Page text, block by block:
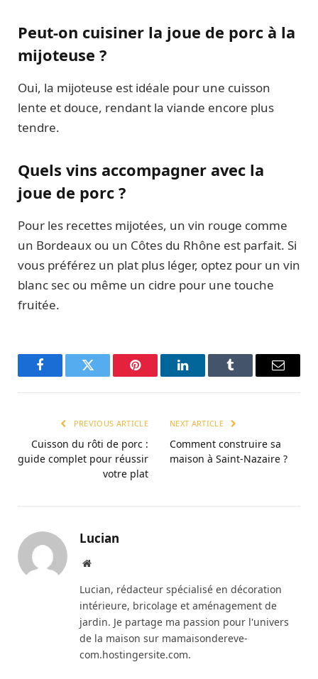
Peut-on cuisiner la joue de porc à la
mijoteuse ?
Oui, la mijoteuse est idéale pour une cuisson
lente et douce, rendant la viande encore plus
tendre.
Quels vins accompagner avec la
joue de porc ?
Pour les recettes mijotées, un vin rouge comme
un Bordeaux ou un Côtes du Rhône est parfait. Si
vous préférez un plat plus léger, optez pour un vin
blanc sec ou même un cidre pour une touche
fruitée.
FacebookTwitter Pinterest LinkedInTumblr Email
PREVIOUS ARTICLE
Cuisson du rôti de porc :
guide complet pour réussir
votre plat
NEXT ARTICLE
Comment construire sa
maison à Saint-Nazaire ?
Lucian
Website
Lucian, rédacteur spécialisé en décoration
intérieure, bricolage et aménagement de
jardin. Je partage ma passion pour l'univers
de la maison sur mamaisondereve-
com.hostingersite.com.